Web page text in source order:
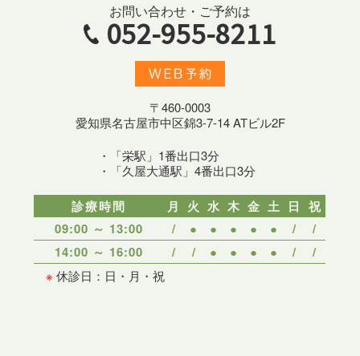
お問い合わせ・ご予約は
052-955-8211
〒460-0003
愛知県名古屋市中区錦3-7-14 ATビル2F
・「栄駅」1番出口3分
・「久屋大通駅」4番出口3分
診療時間 月 火 水 木 金 土 日 祝
09:00 ～ 13:00
/ ● ● ● ● ● /
/
14:00 ～ 16:00
/ / ● ● ● ● / /
※ 休診日：日・月・祝